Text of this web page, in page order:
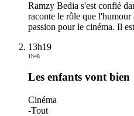
Ramzy Bedia s'est confié
raconte le rôle que l'humour
passion pour le cinéma. Il
13h19
1h48
Les enfants vont bien
Cinéma
-Tout